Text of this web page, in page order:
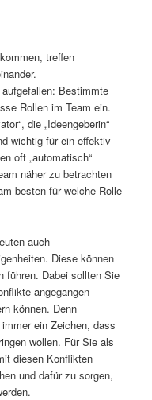
treffen
Bestimmte
Rollen im Team ein.
die „Ideengeberin“
wichtig für ein effektiv
oft „automatisch“
näher zu betrachten
besten für welche Rolle
auch
Diese können
führen. Dabei sollten Sie
angegangen
können. Denn
ein Zeichen, dass
wollen. Für Sie als
diesen Konflikten
und dafür zu sorgen,